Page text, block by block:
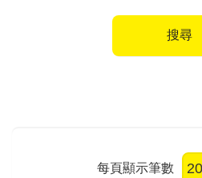
搜尋
每頁顯示筆數